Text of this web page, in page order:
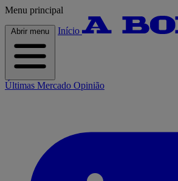
Menu principal
Abrir menu Início
Últimas Mercado Opinião